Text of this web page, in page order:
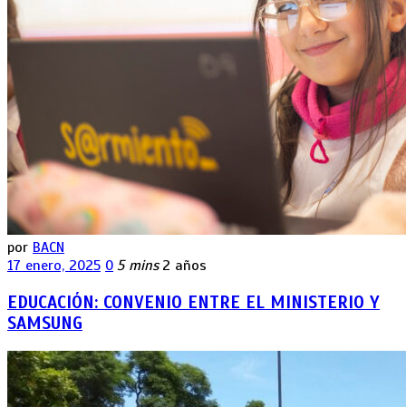
por BACN
17 enero, 2025 0 5 mins 2 años
EDUCACIÓN: CONVENIO ENTRE EL MINISTERIO Y
SAMSUNG